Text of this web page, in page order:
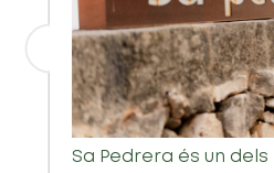
Sa Pedrera és un